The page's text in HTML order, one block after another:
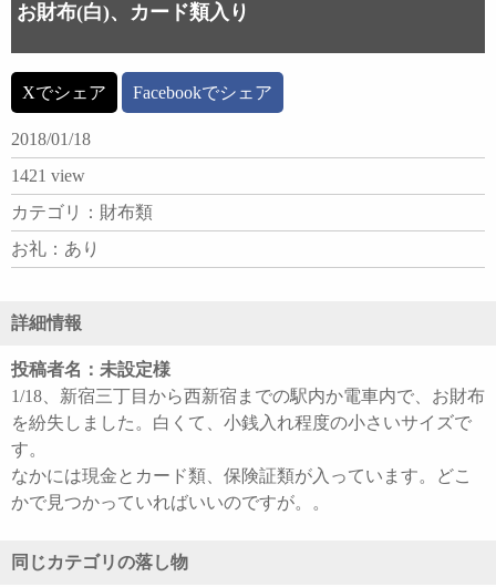
お財布(白)、カード類入り
Xでシェア Facebookでシェア
2018/01/18
1421 view
カテゴリ：財布類
お礼：あり
詳細情報
投稿者名：未設定様
1/18、新宿三丁目から西新宿までの駅内か電車内で、お財布
を紛失しました。白くて、小銭入れ程度の小さいサイズで
す。
なかには現金とカード類、保険証類が入っています。どこ
かで見つかっていればいいのですが。。
同じカテゴリの落し物